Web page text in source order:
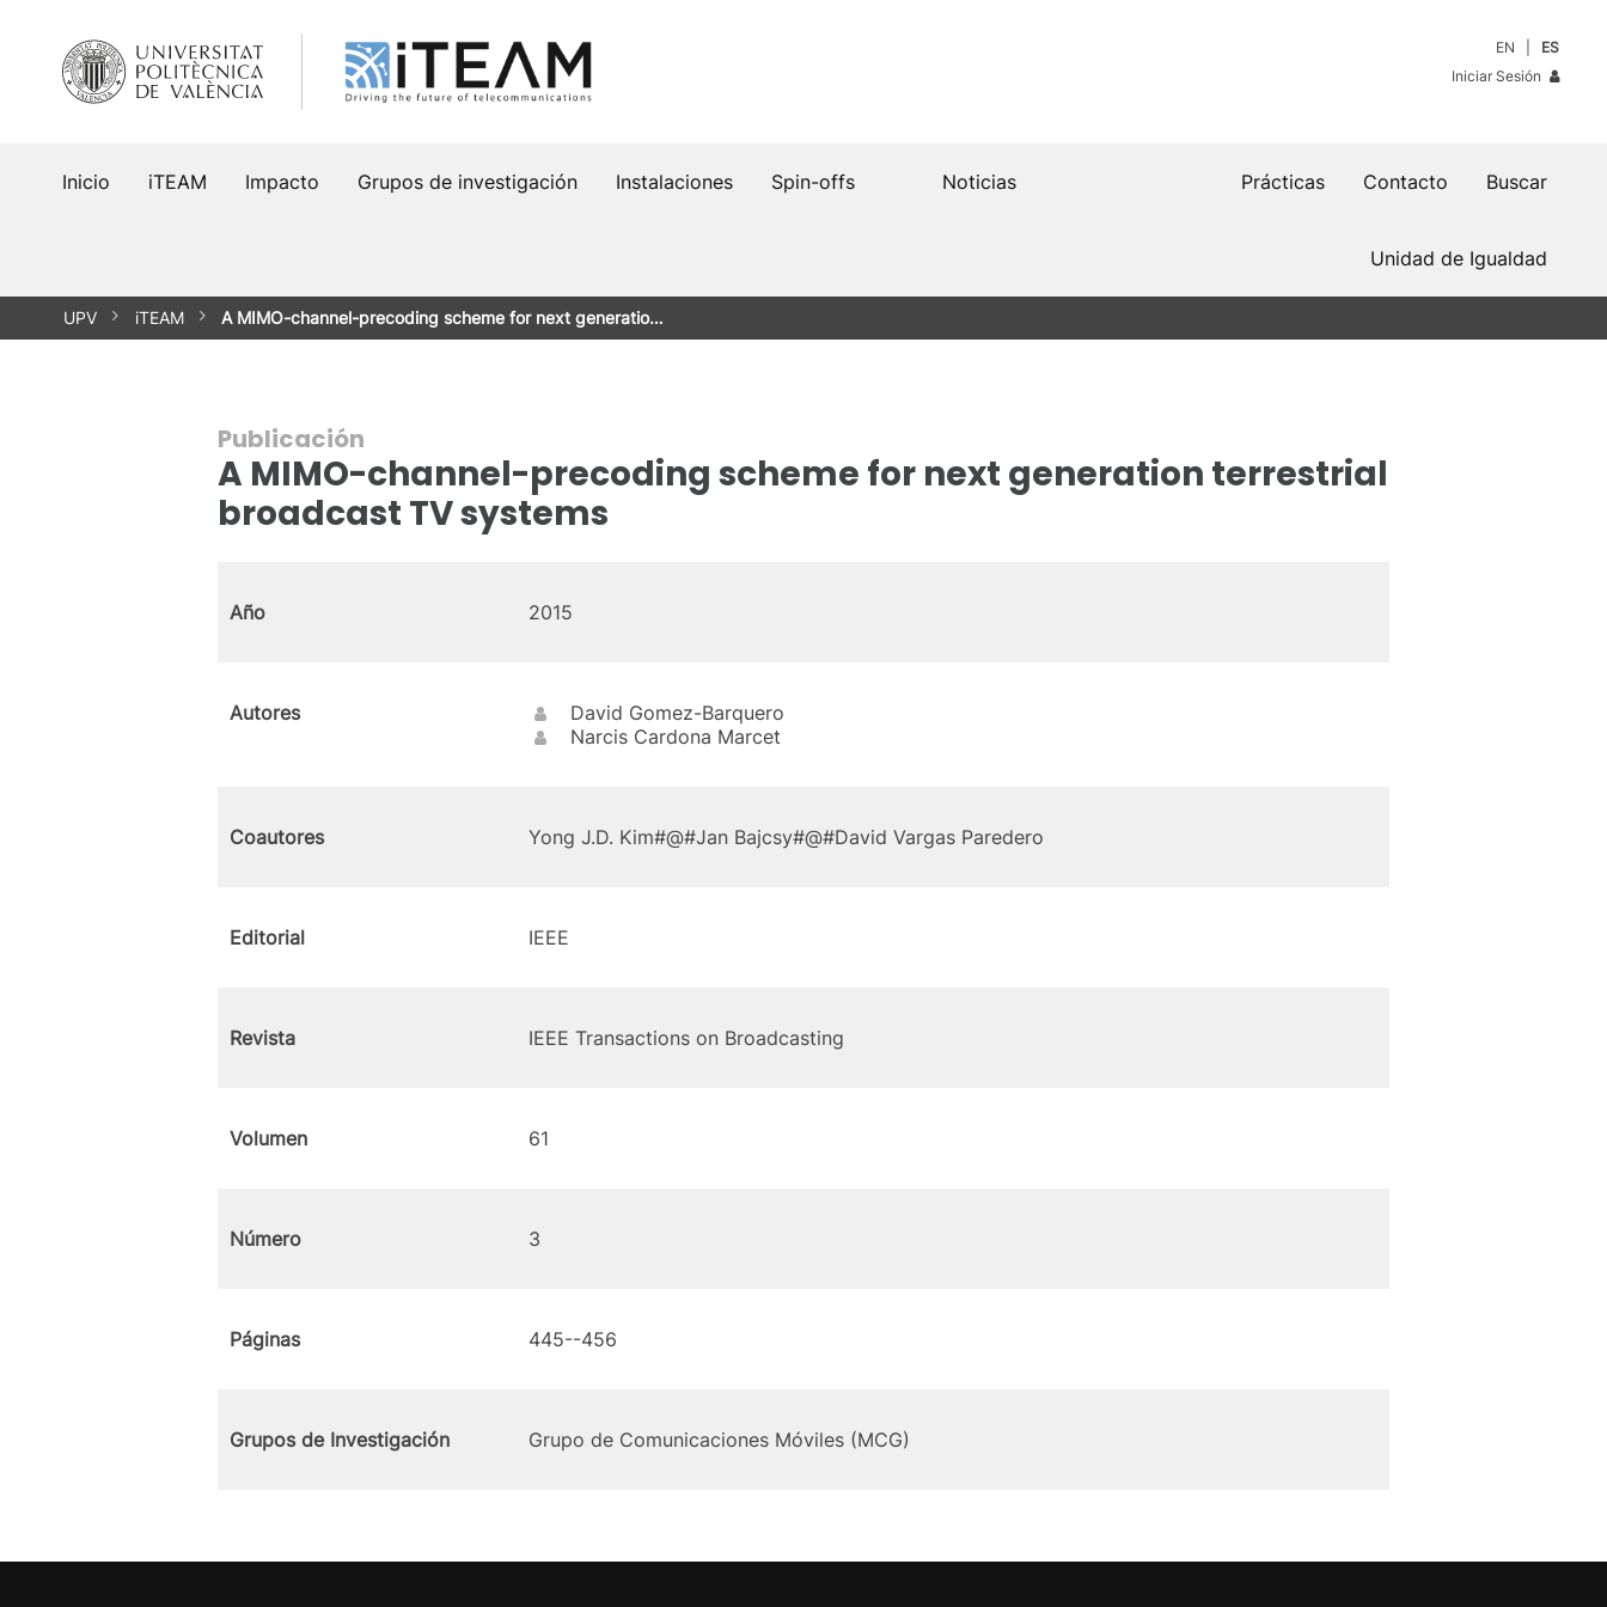
contenido
EN
ES
Iniciar Sesión
Inicio iTEAM Impacto Grupos de investigación Instalaciones Spin-offs Buscar
Contacto
Prácticas
Noticias
Unidad de Igualdad
UPV iTEAM A MIMO-channel-precoding scheme for next generatio…
Publicación
A MIMO-channel-precoding scheme for next generation terrestrial
broadcast TV systems
Año 2015
Autores
David Gomez-Barquero
Narcis Cardona Marcet
Coautores Yong J.D. Kim#@#Jan Bajcsy#@#David Vargas Paredero
Editorial IEEE
Revista IEEE Transactions on Broadcasting
Volumen 61
Número 3
Páginas 445--456
Grupos de Investigación Grupo de Comunicaciones Móviles (MCG)